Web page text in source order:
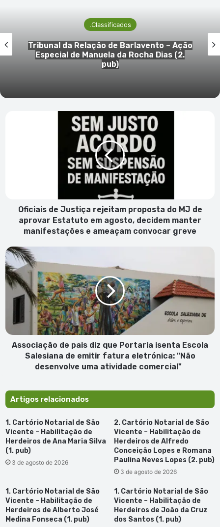
.Classificados
Tribunal da Relação de Barlavento – Ação
Especial de Manuela da Rocha Dias (2.
pub)
Estatuto
agosto,
manter
manifestações
e
ameaçam
convocar
greve
Oficiais de Justiça rejeitam proposta do MJ de
aprovar Estatuto em agosto, decidem manter
manifestações e ameaçam convocar greve
Associação
de
pais
diz
que
Escola
Salesiana
de
desenvolve
uma
comercial"
Associação de pais diz que Portaria isenta Escola
Salesiana de emitir fatura eletrónica: "Não
desenvolve uma atividade comercial"
Artigos relacionados
1. Cartório Notarial de São
Vicente – Habilitação de
Herdeiros de Ana Maria Silva
(1. pub)
3 de agosto de 2026
2. Cartório Notarial de São
Vicente – Habilitação de
Herdeiros de Alfredo
Conceição Lopes e Romana
Paulina Neves Lopes (2. pub)
3 de agosto de 2026
1. Cartório Notarial de São
Vicente – Habilitação de
Herdeiros de Alberto José
Medina Fonseca (1. pub)
1. Cartório Notarial de São
Vicente – Habilitação de
Herdeiros de João da Cruz
dos Santos (1. pub)